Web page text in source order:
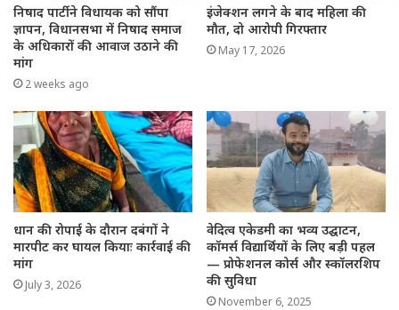
निषाद पार्टी ने विधायक को सौंपा
ज्ञापन, विधानसभा में निषाद समाज
के अधिकारों की आवाज उठाने की
मांग
2 weeks ago
इंजेक्शन लगने के बाद महिला की
मौत, दो आरोपी गिरफ्तार
May 17, 2026
धान की रोपाई के दौरान दबंगों ने
मारपीट कर घायल कियाः कार्रवाई की
मांग
July 3, 2026
वेदित्व एकेडमी का भव्य उद्घाटन,
कॉमर्स विद्यार्थियों के लिए बड़ी पहल
— प्रोफेशनल कोर्स और स्कॉलरशिप
की सुविधा
November 6, 2025